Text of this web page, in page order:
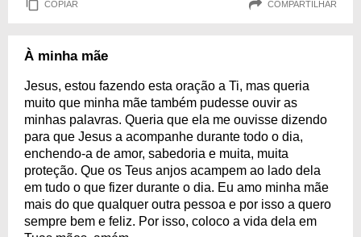
COPIAR COMPARTILHAR
À minha mãe
Jesus, estou fazendo esta oração a Ti, mas queria
muito que minha mãe também pudesse ouvir as
minhas palavras. Queria que ela me ouvisse dizendo
para que Jesus a acompanhe durante todo o dia,
enchendo-a de amor, sabedoria e muita, muita
proteção. Que os Teus anjos acampem ao lado dela
em tudo o que fizer durante o dia. Eu amo minha mãe
mais do que qualquer outra pessoa e por isso a quero
sempre bem e feliz. Por isso, coloco a vida dela em